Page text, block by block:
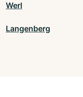
Werl
Langenberg